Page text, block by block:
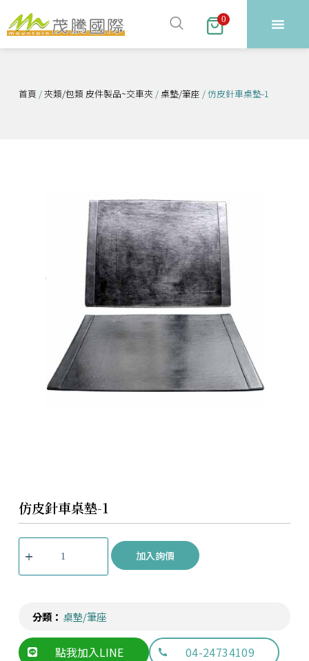
跳
至
主
容
0
首頁 /夾類/包類 皮件製品~交車夾 /桌墊/筆座 / 仿皮針車桌墊-1
仿皮針車桌墊-1
加入詢價
分類： 桌墊/筆座
點我加入LINE 04-24734109